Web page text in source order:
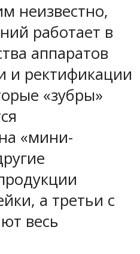
неизвестно,
работает в
аппаратов
и ректификации
«зубры»
«мини-
а третьи с
весь